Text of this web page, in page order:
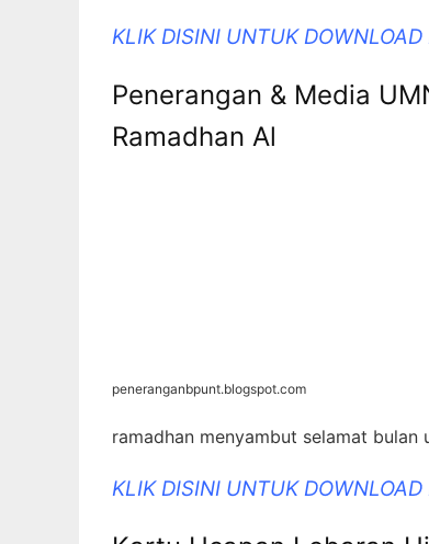
KLIK DISINI UNTUK
Penerangan & Media
Ramadhan Al
peneranganbpunt.blogspot.com
ramadhan menyambut selamat bulan
KLIK DISINI UNTUK